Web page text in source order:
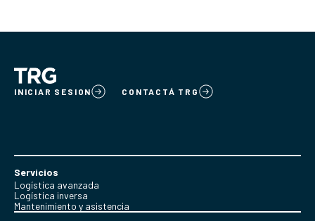
INICIAR SESION CONTACTÁ TRG
Servicios
Logística avanzada
Logística inversa
Mantenimiento y asistencia